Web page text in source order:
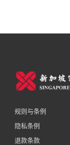
规则与条例
隐私条例
退款条款